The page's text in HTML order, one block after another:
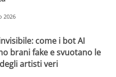
2026
come i bot AI
brani fake e svuotano le
artisti veri